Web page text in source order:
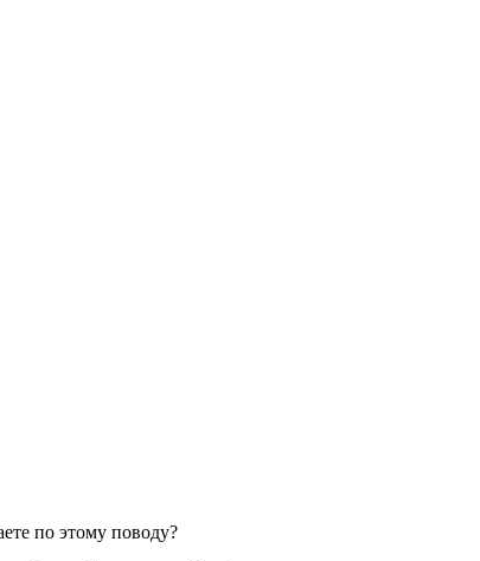
по этому поводу?